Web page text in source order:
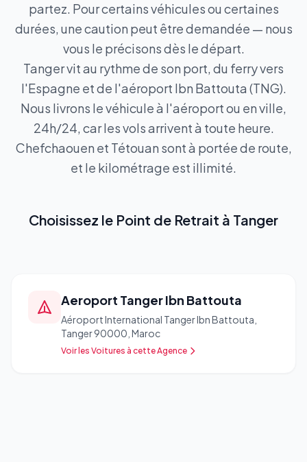
partez. Pour certains véhicules ou certaines
durées, une caution peut être demandée — nous
vous le précisons dès le départ.
Tanger vit au rythme de son port, du ferry vers
l'Espagne et de l'aéroport Ibn Battouta (TNG).
Nous livrons le véhicule à l'aéroport ou en ville,
24h/24, car les vols arrivent à toute heure.
Chefchaouen et Tétouan sont à portée de route,
et le kilométrage est illimité.
Choisissez le Point de Retrait à Tanger
Aeroport Tanger Ibn Battouta
Aéroport International Tanger Ibn Battouta,
Tanger 90000, Maroc
Voir les Voitures à cette Agence